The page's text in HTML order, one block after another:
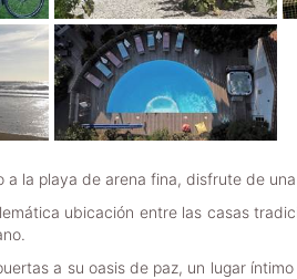
la playa de arena fina, disfrute de
ubicación entre las casas
a su oasis de paz, un lugar